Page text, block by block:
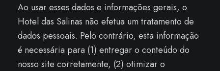
Ao usar esses dados e informações gerais, o
Hotel das Salinas não efetua um tratamento de
dados pessoais. Pelo contrário, esta informação
é necessária para (1) entregar o conteúdo do
nosso site corretamente, (2) otimizar o